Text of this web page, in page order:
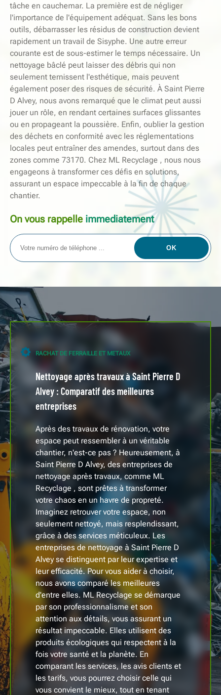
tâche en cauchemar. La première est de négliger
l'importance de l'équipement adéquat. Sans les bons
outils, débarrasser les résidus de construction devient
rapidement un travail de Sisyphe. Une autre erreur
courante est de sous-estimer le temps nécessaire. Un
nettoyage bâclé peut laisser des débris qui non
seulement ternissent l'esthétique, mais peuvent
également poser des risques de sécurité. À Saint Pierre
D Alvey, nous avons remarqué que le climat peut aussi
jouer un rôle, en rendant certaines surfaces glissantes
ou en propageant la poussière. Enfin, oublier la gestion
des déchets en conformité avec les réglementations
locales peut entraîner des amendes, surtout dans des
zones comme 73170. Chez ML Recyclage , nous nous
engageons à transformer ces défis en solutions,
assurant un espace impeccable à la fin de chaque
chantier.
On vous rappelle immediatement
RACHAT DE FERRAILLE ET METAUX
Nettoyage après travaux à Saint Pierre D
Alvey : Comparatif des meilleures
entreprises
Après des travaux de rénovation, votre
espace peut ressembler à un véritable
chantier, n'est-ce pas ? Heureusement, à
Saint Pierre D Alvey, des entreprises de
nettoyage après travaux, comme ML
Recyclage , sont prêtes à transformer
votre chaos en un havre de propreté.
Imaginez retrouver votre espace, non
seulement nettoyé, mais resplendissant,
grâce à des services méticuleux. Les
entreprises de nettoyage à Saint Pierre D
Alvey se distinguent par leur expertise et
leur efficacité. Pour vous aider à choisir,
nous avons comparé les meilleures
d'entre elles. ML Recyclage se démarque
par son professionnalisme et son
attention aux détails, vous assurant un
résultat impeccable. Elles utilisent des
produits écologiques qui respectent à la
fois votre santé et la planète. En
comparant les services, les avis clients et
les tarifs, vous pourrez choisir celle qui
vous convient le mieux, tout en tenant